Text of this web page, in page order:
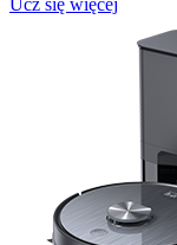
Ucz się więcej